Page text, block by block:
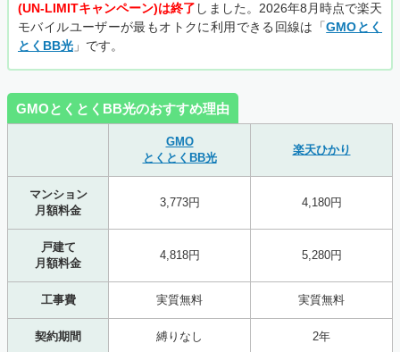
(UN-LIMITキャンペーン)は終了 しました。2026年8月時点で楽天
モバイルユーザーが最もオトクに利用できる回線は「GMOとく
とくBB光 」です。
GMOとくとくBB光のおすすめ理由
GMO
とくとくBB光
楽天ひかり
マンション
月額料金
3,773円 4,180円
戸建て
月額料金
4,818円 5,280円
工事費 実質無料 実質無料
契約期間 縛りなし 2年